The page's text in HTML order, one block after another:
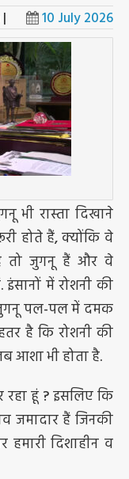
| 10 July 2026
भी रास्ता दिखाने
होते हैं, क्योंकि वे
तो जुगनू हैं और वे
में रोशनी की
पल-पल में दमक
है कि रोशनी की
आशा भी होता है.
हूं ? इसलिए कि
जमादार हैं जिनकी
दिशाहीन व